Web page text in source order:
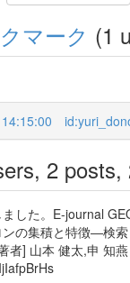
マーク (1
2 posts,
した。E-journal
の集積と特徴―検
者] 山本 健太,申 知